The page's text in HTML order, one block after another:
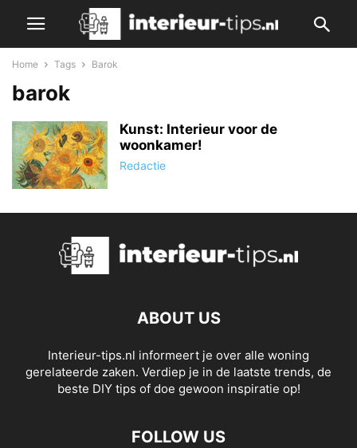
Home Tags Barok
barok
Kunst: Interieur voor de
woonkamer!
Redactie
ABOUT US
Interieur-tips.nl informeert je over alle woning
gerelateerde zaken. Verdiep je in de laatste trends, de
beste DIY tips of doe gewoon inspiratie op!
FOLLOW US